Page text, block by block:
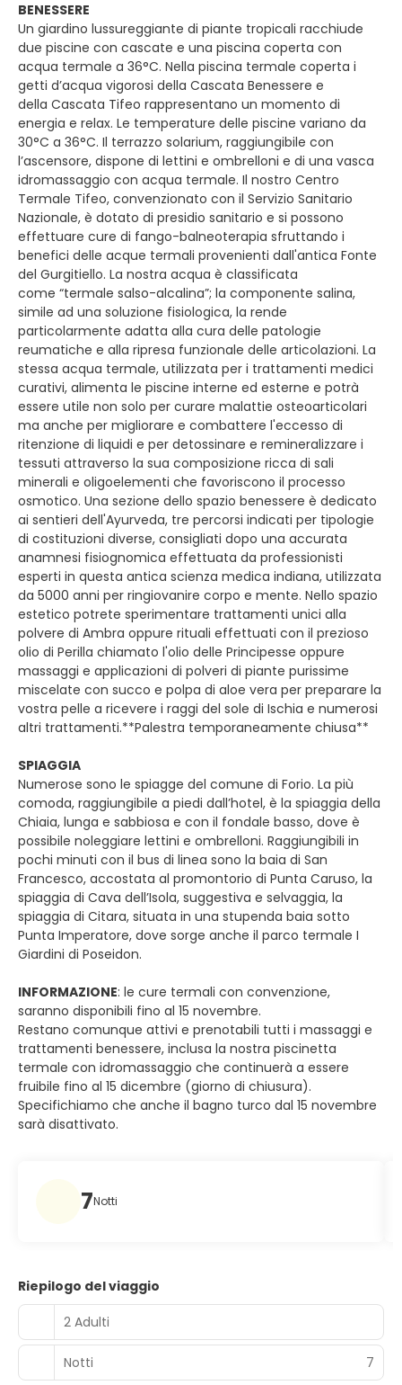
BENESSERE
Un giardino lussureggiante di piante tropicali racchiude
due piscine con cascate e una piscina coperta con
acqua termale a 36°C. Nella piscina termale coperta i
getti d’acqua vigorosi della Cascata Benessere e
della Cascata Tifeo rappresentano un momento di
energia e relax. Le temperature delle piscine variano da
30°C a 36°C. Il terrazzo solarium, raggiungibile con
l’ascensore, dispone di lettini e ombrelloni e di una vasca
idromassaggio con acqua termale. Il nostro Centro
Termale Tifeo, convenzionato con il Servizio Sanitario
Nazionale, è dotato di presidio sanitario e si possono
effettuare cure di fango-balneoterapia sfruttando i
benefici delle acque termali provenienti dall'antica Fonte
del Gurgitiello. La nostra acqua è classificata
come “termale salso-alcalina”; la componente salina,
simile ad una soluzione fisiologica, la rende
particolarmente adatta alla cura delle patologie
reumatiche e alla ripresa funzionale delle articolazioni. La
stessa acqua termale, utilizzata per i trattamenti medici
curativi, alimenta le piscine interne ed esterne e potrà
essere utile non solo per curare malattie osteoarticolari
ma anche per migliorare e combattere l'eccesso di
ritenzione di liquidi e per detossinare e remineralizzare i
tessuti attraverso la sua composizione ricca di sali
minerali e oligoelementi che favoriscono il processo
osmotico. Una sezione dello spazio benessere è dedicato
ai sentieri dell'Ayurveda, tre percorsi indicati per tipologie
di costituzioni diverse, consigliati dopo una accurata
anamnesi fisiognomica effettuata da professionisti
esperti in questa antica scienza medica indiana, utilizzata
da 5000 anni per ringiovanire corpo e mente. Nello spazio
estetico potrete sperimentare trattamenti unici alla
polvere di Ambra oppure rituali effettuati con il prezioso
olio di Perilla chiamato l'olio delle Principesse oppure
massaggi e applicazioni di polveri di piante purissime
miscelate con succo e polpa di aloe vera per preparare la
vostra pelle a ricevere i raggi del sole di Ischia e numerosi
altri trattamenti.**Palestra temporaneamente chiusa**
SPIAGGIA
Numerose sono le spiagge del comune di Forio. La più
comoda, raggiungibile a piedi dall’hotel, è la spiaggia della
Chiaia, lunga e sabbiosa e con il fondale basso, dove è
possibile noleggiare lettini e ombrelloni. Raggiungibili in
pochi minuti con il bus di linea sono la baia di San
Francesco, accostata al promontorio di Punta Caruso, la
spiaggia di Cava dell’Isola, suggestiva e selvaggia, la
spiaggia di Citara, situata in una stupenda baia sotto
Punta Imperatore, dove sorge anche il parco termale I
Giardini di Poseidon.
INFORMAZIONE: le cure termali con convenzione,
saranno disponibili fino al 15 novembre.
Restano comunque attivi e prenotabili tutti i massaggi e
trattamenti benessere, inclusa la nostra piscinetta
termale con idromassaggio che continuerà a essere
fruibile fino al 15 dicembre (giorno di chiusura).
Specifichiamo che anche il bagno turco dal 15 novembre
sarà disattivato.
7Notti
Riepilogo del viaggio
2 Adulti
Notti 7